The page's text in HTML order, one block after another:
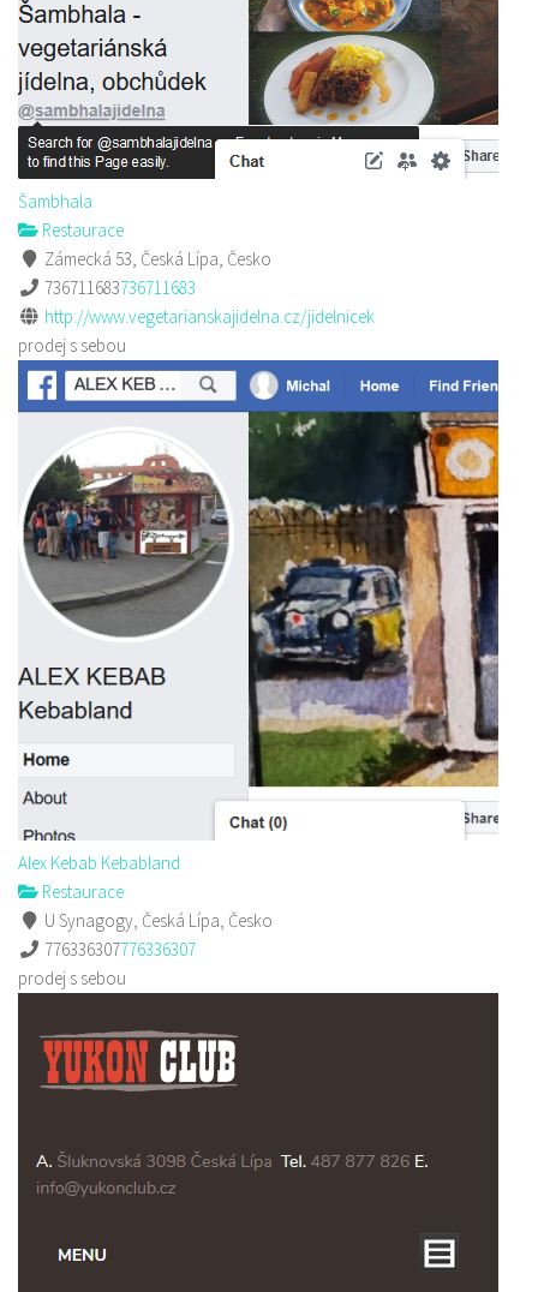
Šambhala
Restaurace
Zámecká 53, Česká Lípa, Česko
736711683736711683
http://www.vegetarianskajidelna.cz/jidelnicek
prodej s sebou
Alex Kebab Kebabland
Restaurace
U Synagogy, Česká Lípa, Česko
776336307776336307
prodej s sebou